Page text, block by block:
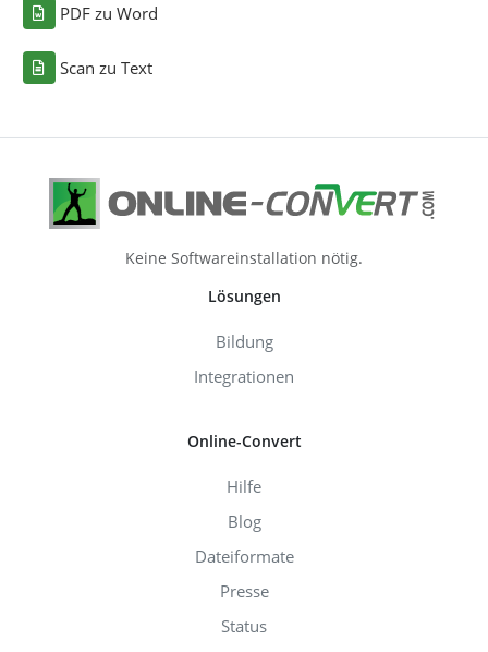
PDF zu Word
Scan zu Text
Keine Softwareinstallation nötig.
Lösungen
Bildung
Integrationen
Online-Convert
Hilfe
Blog
Dateiformate
Presse
Status